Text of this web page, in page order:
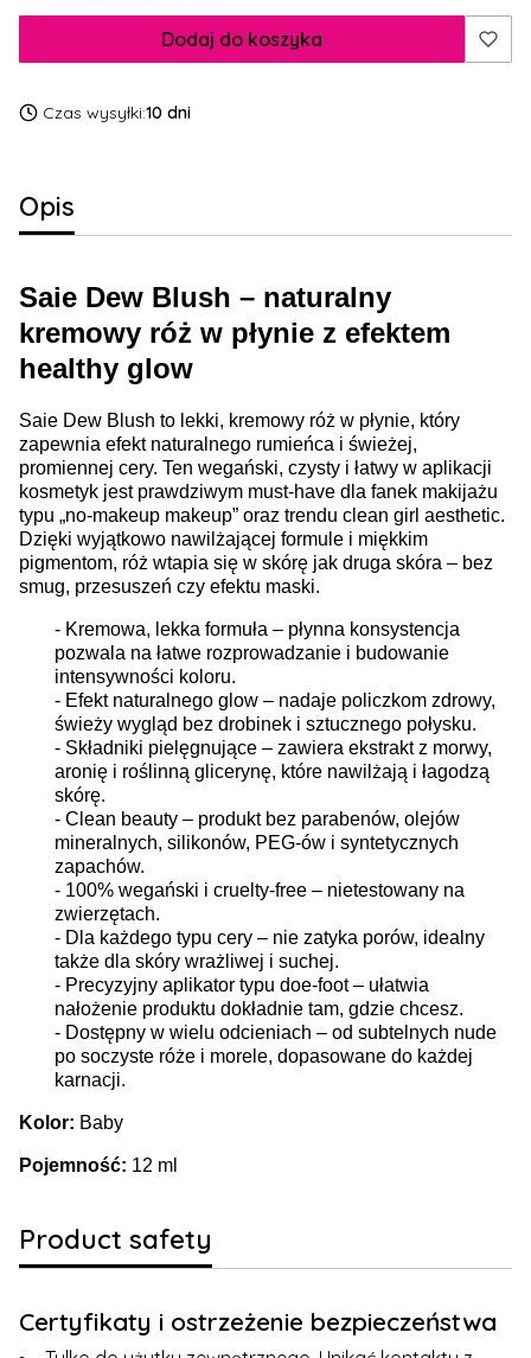
Dodaj do koszyka
Czas wysyłki:10 dni
Opis
Saie Dew Blush – naturalny
kremowy róż w płynie z efektem
healthy glow
Saie Dew Blush to lekki, kremowy róż w płynie, który
zapewnia efekt naturalnego rumieńca i świeżej,
promiennej cery. Ten wegański, czysty i łatwy w aplikacji
kosmetyk jest prawdziwym must-have dla fanek makijażu
typu „no-makeup makeup” oraz trendu clean girl aesthetic.
Dzięki wyjątkowo nawilżającej formule i miękkim
pigmentom, róż wtapia się w skórę jak druga skóra – bez
smug, przesuszeń czy efektu maski.
- Kremowa, lekka formuła – płynna konsystencja
pozwala na łatwe rozprowadzanie i budowanie
intensywności koloru.
- Efekt naturalnego glow – nadaje policzkom zdrowy,
świeży wygląd bez drobinek i sztucznego połysku.
- Składniki pielęgnujące – zawiera ekstrakt z morwy,
aronię i roślinną glicerynę, które nawilżają i łagodzą
skórę.
- Clean beauty – produkt bez parabenów, olejów
mineralnych, silikonów, PEG-ów i syntetycznych
zapachów.
- 100% wegański i cruelty-free – nietestowany na
zwierzętach.
- Dla każdego typu cery – nie zatyka porów, idealny
także dla skóry wrażliwej i suchej.
- Precyzyjny aplikator typu doe-foot – ułatwia
nałożenie produktu dokładnie tam, gdzie chcesz.
- Dostępny w wielu odcieniach – od subtelnych nude
po soczyste róże i morele, dopasowane do każdej
karnacji.
Kolor: Baby
Pojemność: 12 ml
Product safety
Certyfikaty i ostrzeżenie bezpieczeństwa